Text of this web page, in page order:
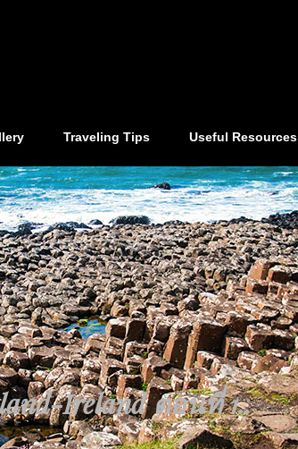
Traveling Tips Useful Resources
Ireland ตอนที่ 1..